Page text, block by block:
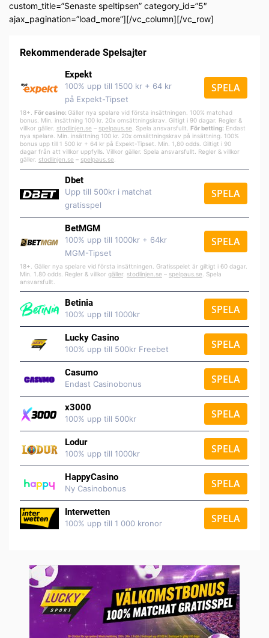
custom_title=”Senaste speltipsen” category_id=”5″
ajax_pagination=”load_more”][/vc_column][/vc_row]
Rekommenderade Spelsajter
Expekt
100% upp till 1500 kr + 64 kr
på Expekt-Tipset
SPELA
18+. För casino: Gäller nya spelare vid första insättningen. 100% matchad
bonus. Min. insättning 100 kr. 20x omsättningskrav. Giltigt i 90 dagar. Regler &
villkor gäller. stodlinjen.se – spelpaus.se . Spela ansvarsfullt. För betting: Endast
nya spelare. Min. insättning 100 kr. 20x omsättningskrav på insättning. 100%
bonus upp till 1 500 kr + 64 kr på Expekt-Tipset. Min. 1,80 odds. Giltigt i 90
dagar från att villkor uppfylls. Villkor gäller. Spela ansvarsfullt. Regler & villkor
gäller. stodlinjen.se – spelpaus.se
Dbet
Upp till 500kr i matchat
gratisspel
SPELA
BetMGM
100% upp till 1000kr + 64kr
MGM-Tipset
SPELA
18+. Gäller nya spelare vid första insättningen. Gratisspelet är giltigt i 60 dagar.
Min. 1.80 odds. Regler & villkor gäller stodlinjen.se – spelpaus.se . Spela
ansvarsfullt.
Betinia
100% upp till 1000kr SPELA
Lucky Casino
100% upp till 500kr Freebet SPELA
Casumo
Endast Casinobonus SPELA
x3000
100% upp till 500kr SPELA
Lodur
100% upp till 1000kr SPELA
HappyCasino
Ny Casinobonus SPELA
Interwetten
100% upp till 1 000 kronor SPELA